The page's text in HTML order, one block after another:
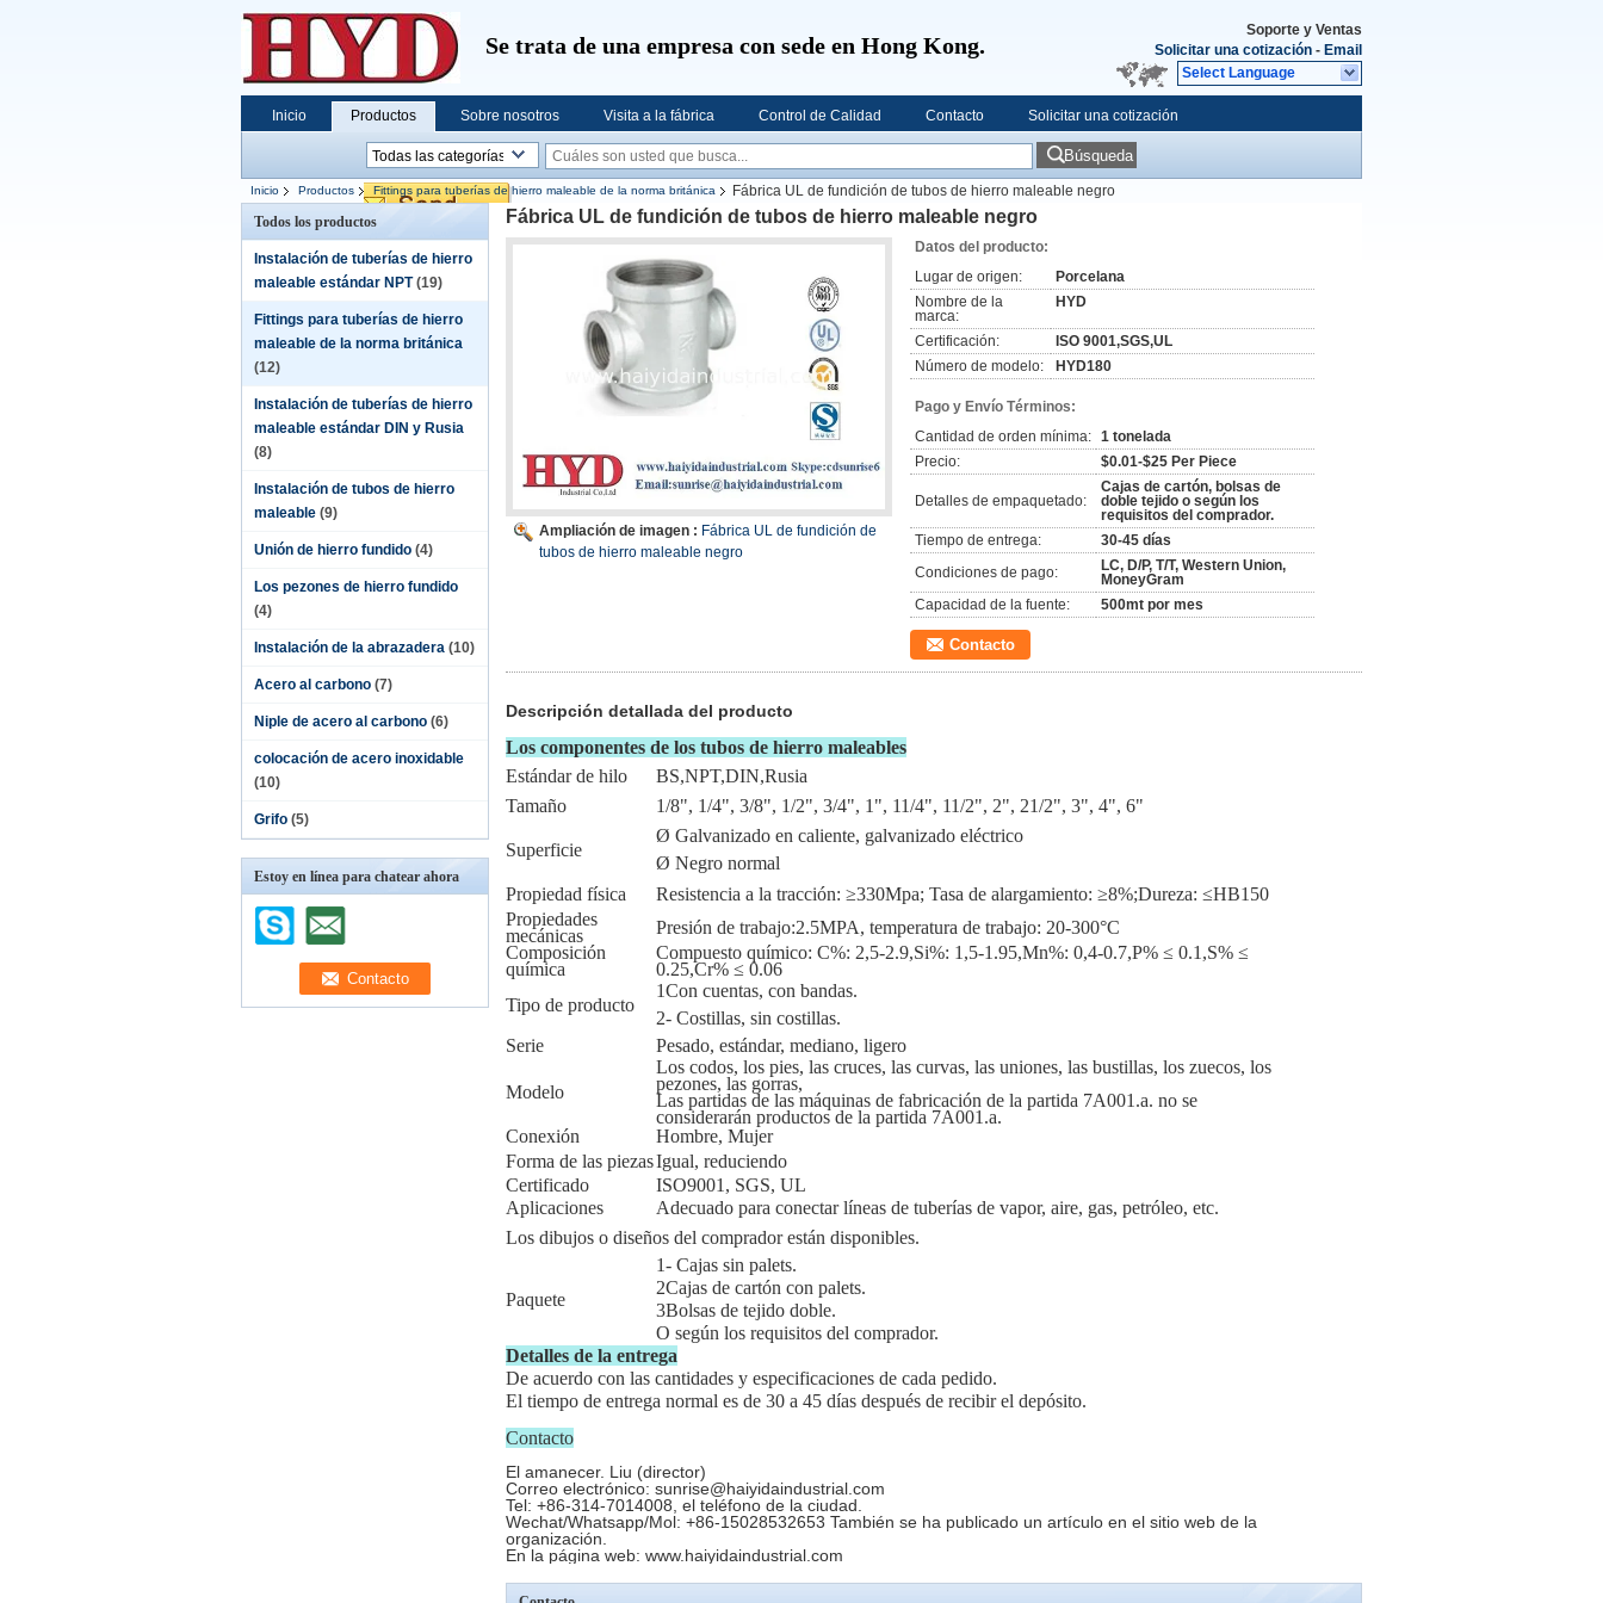
Se trata de una empresa con sede en Hong Kong.
Soporte y Ventas
Solicitar una cotización - Email
Select Language
Inicio Productos Sobre nosotros Visita a la fábrica Control de Calidad Contacto Solicitar una cotización
Búsqueda
Inicio Productos Fittings para tuberías de hierro maleable de la norma británica
Fábrica UL de fundición de tubos de hierro maleable negro
Todos los productos
Instalación de tuberías de hierro
maleable estándar NPT (19)
Fittings para tuberías de hierro
maleable de la norma británica
(12)
Instalación de tuberías de hierro
maleable estándar DIN y Rusia
(8)
Instalación de tubos de hierro
maleable (9)
Unión de hierro fundido (4)
Los pezones de hierro fundido
(4)
Instalación de la abrazadera (10)
Acero al carbono (7)
Niple de acero al carbono (6)
colocación de acero inoxidable
(10)
Grifo (5)
Estoy en línea para chatear ahora
Fábrica UL de fundición de tubos de hierro maleable negro
Ampliación de imagen : Fábrica UL de fundición de
tubos de hierro maleable negro
Datos del producto:
Lugar de origen:
Porcelana
Nombre de la
marca:
HYD
Certificación:
ISO 9001,SGS,UL
Número de modelo:
HYD180
Pago y Envío Términos:
Cantidad de orden mínima: 1 tonelada
Precio:
$0.01-$25 Per Piece
Detalles de empaquetado:
Cajas de cartón, bolsas de
doble tejido o según los
requisitos del comprador.
Tiempo de entrega:
30-45 días
Condiciones de pago:
LC, D/P, T/T, Western Union,
MoneyGram
Capacidad de la fuente:
500mt por mes
Contacto
Descripción detallada del producto
Los componentes de los tubos de hierro maleables
Estándar de hilo
BS,NPT,DIN,Rusia
Tamaño
1/8", 1/4", 3/8", 1/2", 3/4", 1", 11/4", 11/2", 2", 21/2", 3", 4", 6"
Superficie
Ø Galvanizado en caliente, galvanizado eléctrico
Ø Negro normal
Propiedad física
Resistencia a la tracción: ≥330Mpa; Tasa de alargamiento: ≥8%;Dureza: ≤HB150
Propiedades
mecánicas
Presión de trabajo:2.5MPA, temperatura de trabajo: 20-300°C
Composición
química
Compuesto químico: C%: 2,5-2.9,Si%: 1,5-1.95,Mn%: 0,4-0.7,P% ≤ 0.1,S% ≤
0.25,Cr% ≤ 0.06
Tipo de producto
1Con cuentas, con bandas.
2- Costillas, sin costillas.
Serie
Pesado, estándar, mediano, ligero
Modelo
Los codos, los pies, las cruces, las curvas, las uniones, las bustillas, los zuecos, los
pezones, las gorras,
Las partidas de las máquinas de fabricación de la partida 7A001.a. no se
considerarán productos de la partida 7A001.a.
Conexión
Hombre, Mujer
Forma de las piezasIgual, reduciendo
Certificado
ISO9001, SGS, UL
Aplicaciones
Adecuado para conectar líneas de tuberías de vapor, aire, gas, petróleo, etc.
Los dibujos o diseños del comprador están disponibles.
Paquete
1- Cajas sin palets.
2Cajas de cartón con palets.
3Bolsas de tejido doble.
O según los requisitos del comprador.
Detalles de la entrega
De acuerdo con las cantidades y especificaciones de cada pedido.
El tiempo de entrega normal es de 30 a 45 días después de recibir el depósito.
Contacto
El amanecer. Liu (director)
Correo electrónico: sunrise@haiyidaindustrial.com
Tel: +86-314-7014008, el teléfono de la ciudad.
Wechat/Whatsapp/Mol: +86-15028532653 También se ha publicado un artículo en el sitio web de la
organización.
En la página web: www.haiyidaindustrial.com